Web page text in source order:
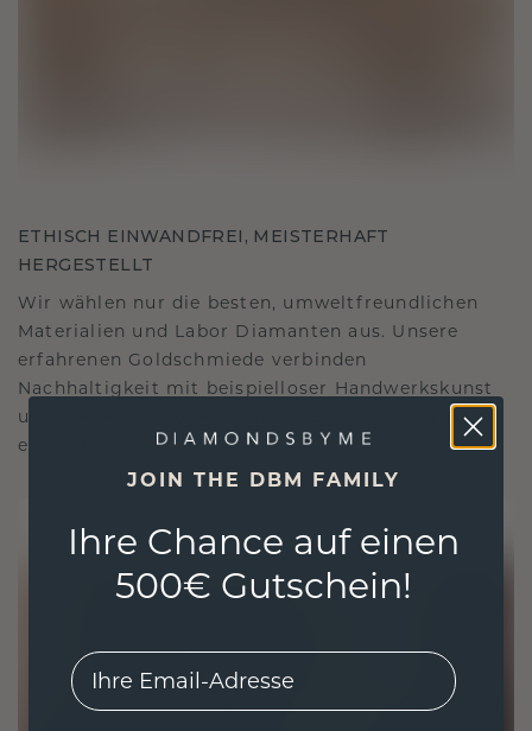
ETHISCH EINWANDFREI, MEISTERHAFT
HERGESTELLT
Wir wählen nur die besten, umweltfreundlichen
Materialien und Labor Diamanten aus. Unsere
erfahrenen Goldschmiede verbinden
Nachhaltigkeit mit beispielloser Handwerkskunst
und stellen so sicher, dass Ihr Schmuck ebenso
ethisch wie exquisit ist.
JOIN THE DBM FAMILY
Ihre Chance auf einen
500€ Gutschein!
EMail